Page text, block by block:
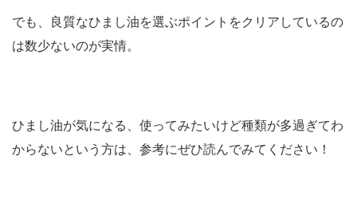
でも、良質なひまし油を選ぶポイントをクリアしているの
は数少ないのが実情。
ひまし油が気になる、使ってみたいけど種類が多過ぎてわ
からないという方は、参考にぜひ読んでみてください！